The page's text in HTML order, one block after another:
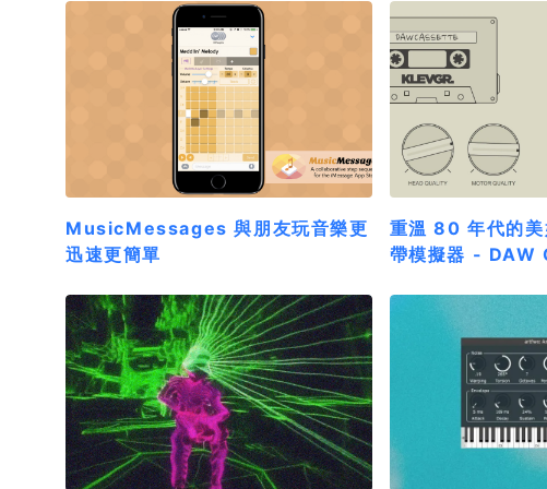
MusicMessages 與朋友玩音樂更
迅速更簡單
重溫 80 年代的
帶模擬器 - DAW